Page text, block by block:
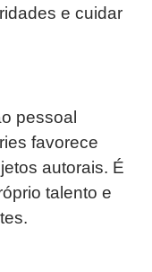
e cuidar
pessoal
favorece
autorais. É
talento e